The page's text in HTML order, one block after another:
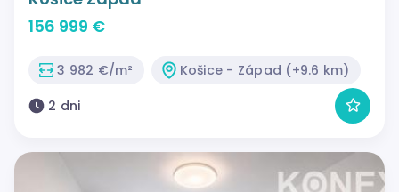
156 999 €
3 982 €/m²
Košice - Západ (+9.6 km)
2 dni